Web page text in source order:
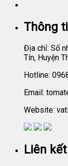
Thông
Địa chỉ: Số
Tín, Huyện
Hotline:
Email:
Website:
Liên kết